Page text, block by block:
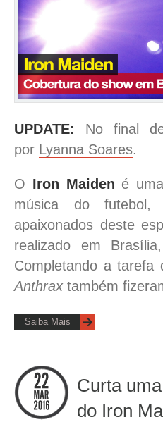
UPDATE: No final
por Lyanna Soares.
O Iron Maiden é
música do futebol,
apaixonados deste
realizado em
Completando a
Anthraxtambém
Saiba Mais
Curta
do Iron